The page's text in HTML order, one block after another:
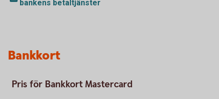
bankens betaltjänster
Bankkort
Pris för Bankkort Mastercard